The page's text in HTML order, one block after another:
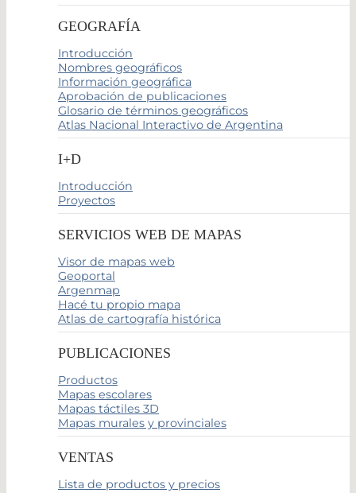
GEOGRAFÍA
Introducción
Nombres geográficos
Información geográfica
Aprobación de publicaciones
Glosario de términos geográficos
Atlas Nacional Interactivo de Argentina
I+D
Introducción
Proyectos
SERVICIOS WEB DE MAPAS
Visor de mapas web
Geoportal
Argenmap
Hacé tu propio mapa
Atlas de cartografía histórica
PUBLICACIONES
Productos
Mapas escolares
Mapas táctiles 3D
Mapas murales y provinciales
VENTAS
Lista de productos y precios